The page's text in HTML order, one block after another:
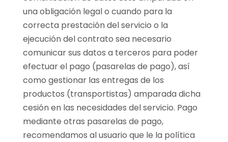
una obligación legal o cuando para la
correcta prestación del servicio o la
ejecución del contrato sea necesario
comunicar sus datos a terceros para poder
efectuar el pago (pasarelas de pago), así
como gestionar las entregas de los
productos (transportistas) amparada dicha
cesión en las necesidades del servicio. Pago
mediante otras pasarelas de pago,
recomendamos al usuario que le la política